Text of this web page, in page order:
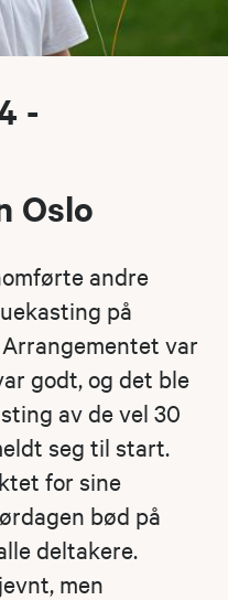
-
Oslo
andre
på
var
godt, og det ble
av de vel 30
seg til start.
for sine
bød på
deltakere.
men